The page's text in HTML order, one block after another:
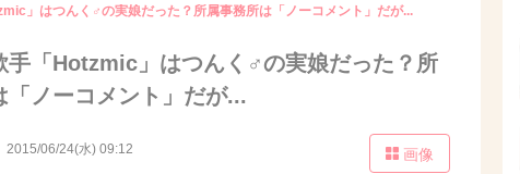
」はつんく♂の実娘だった？所属事務所は「ノーコメント」だが...
手「Hotzmic」はつんく♂の実娘だった？所
「ノーコメント」だが...
2015/06/24(水) 09:12 画像